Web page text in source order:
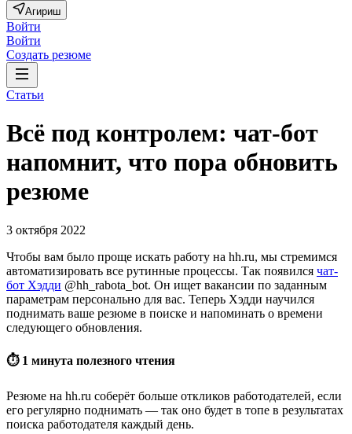
Агириш
Войти
Войти
Создать резюме
Статьи
Всё под контролем: чат-бот
напомнит, что пора обновить
резюме
3 октября 2022
Чтобы вам было проще искать работу на hh.ru, мы стремимся
автоматизировать все рутинные процессы. Так появился чат-
бот Хэдди @hh_rabota_bot. Он ищет вакансии по заданным
параметрам персонально для вас. Теперь Хэдди научился
поднимать ваше резюме в поиске и напоминать о времени
следующего обновления.
⏱ 1 минута полезного чтения
Резюме на hh.ru соберёт больше откликов работодателей, если
его регулярно поднимать — так оно будет в топе в результатах
поиска работодателя каждый день.